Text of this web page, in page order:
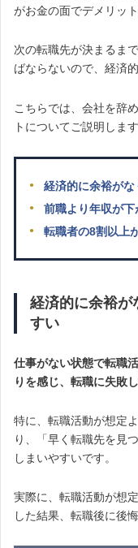
がお金の面でデメリッ
次の転職先が決まるま
ばならないので、経済
こちらでは、会社を辞
トについてご説明します
経済的に余裕が
前職より年収が下
転職者の8割以上
経済的に余裕が
すい
仕事がない状態で転職
りを感じ、転職に失敗
特に、転職活動が想定
り、「早く転職先を見
しまいやすいです。
実際に、転職活動が想
した結果、転職後に後